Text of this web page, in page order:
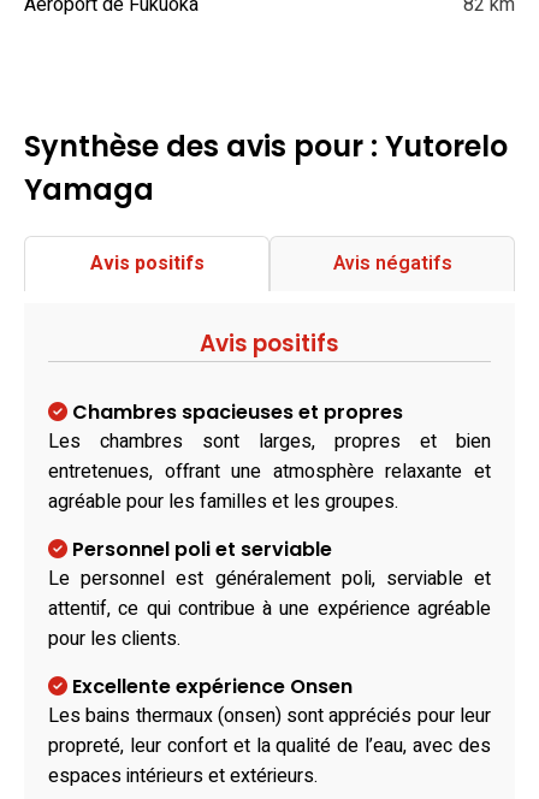
Synthèse des avis pour : Yutorelo
Yamaga
Avis positifs Avis négatifs
Avis positifs
Chambres spacieuses et propres
Les chambres sont larges, propres et bien
entretenues, offrant une atmosphère relaxante et
agréable pour les familles et les groupes.
Personnel poli et serviable
Le personnel est généralement poli, serviable et
attentif, ce qui contribue à une expérience agréable
pour les clients.
Excellente expérience Onsen
Les bains thermaux (onsen) sont appréciés pour leur
propreté, leur confort et la qualité de l’eau, avec des
espaces intérieurs et extérieurs.